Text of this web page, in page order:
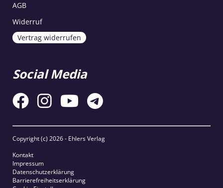
AGB
Widerruf
Vertrag widerrufen
Social Media
Copyright (c) 2026 - Ehlers Verlag
Kontakt
Impressum
Datenschutzerklärung
Barrierefreiheitserklärung